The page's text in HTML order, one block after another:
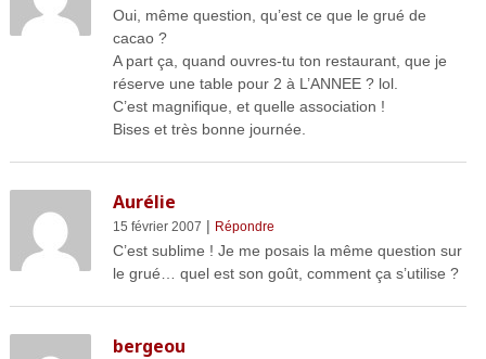
Oui, même question, qu’est ce que le grué de
cacao ?
A part ça, quand ouvres-tu ton restaurant, que je
réserve une table pour 2 à L’ANNEE ? lol.
C’est magnifique, et quelle association !
Bises et très bonne journée.
Aurélie
15 février 2007 | Répondre
C’est sublime ! Je me posais la même question sur
le grué… quel est son goût, comment ça s’utilise ?
bergeou